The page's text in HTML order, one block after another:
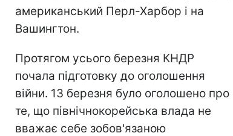
американський Перл-Харбор і на
Вашингтон.
Протягом усього березня КНДР
почала підготовку до оголошення
війни. 13 березня було оголошено про
те, що північнокорейська влада не
вважає себе зобов'язаною